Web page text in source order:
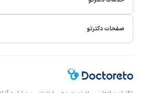
صفحات دکترتو